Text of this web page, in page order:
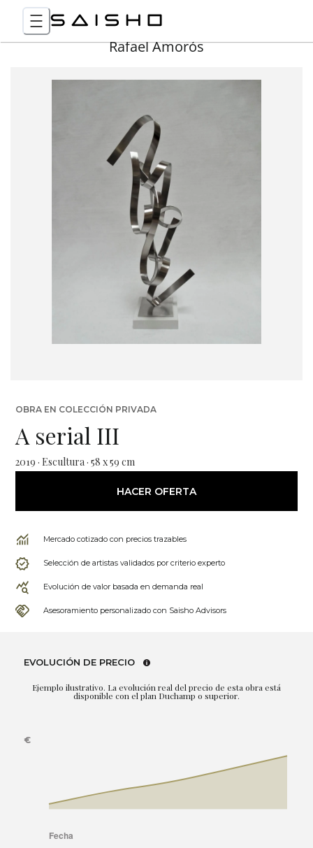
Rafael Amorós
OBRA EN COLECCIÓN PRIVADA
A serial III
2019 · Escultura · 58 x 59 cm
HACER OFERTA
Mercado cotizado con precios trazables
Selección de artistas validados por criterio experto
Evolución de valor basada en demanda real
Asesoramiento personalizado con Saisho Advisors
EVOLUCIÓN DE PRECIO
Ejemplo ilustrativo. La evolución real del precio de esta obra está
disponible con el plan Duchamp o superior.